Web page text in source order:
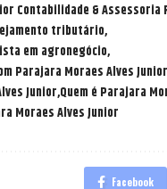
Contabilidade & Assessoria
tributário
em agronegócio
Parajara Moraes Alves Junior
Junior Quem é Parajara
Moraes Alves Junior
Facebook